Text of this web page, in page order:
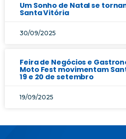
Um Sonho de Natal se
Santa Vitória
30/09/2025
Feira de Negócios e
Moto Fest movimentam
19 e 20 de setembro
19/09/2025